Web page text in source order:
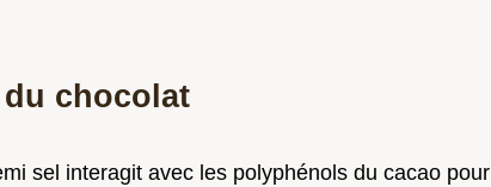
chocolat
sel interagit avec les polyphénols du cacao pour